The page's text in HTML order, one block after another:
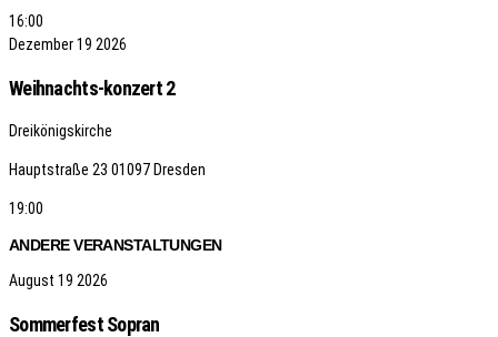
16:00
Dezember19 2026
Weihnachts-konzert 2
Dreikönigskirche
Hauptstraße 23 01097 Dresden
19:00
ANDERE VERANSTALTUNGEN
August 19 2026
Sommerfest Sopran